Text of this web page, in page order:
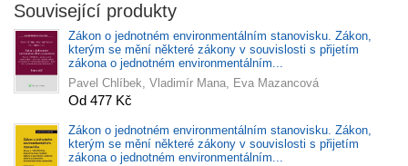
Související produkty
Zákon o jednotném environmentálním stanovisku. Zákon,
kterým se mění některé zákony v souvislosti s přijetím
zákona o jednotném environmentálním...
Pavel Chlíbek, Vladimír Mana, Eva Mazancová
Od 477 Kč
Zákon o jednotném environmentálním stanovisku. Zákon,
kterým se mění některé zákony v souvislosti s přijetím
zákona o jednotném environmentálním...